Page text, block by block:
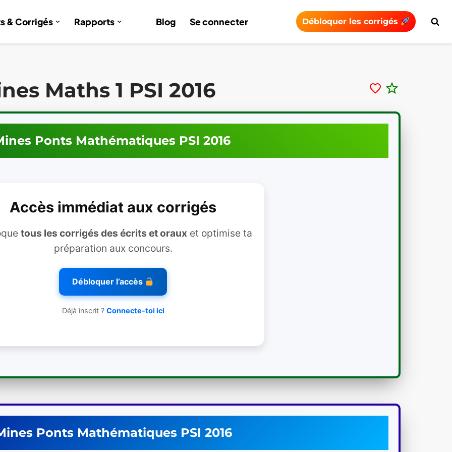
& Corrigés Rapports Blog Se connecter Débloquer les corrigés
Maths 1 PSI 2016
Ponts Mathématiques PSI 2016
Accès immédiat aux corrigés
tous les corrigés des écrits et orauxet optimise ta
préparation aux concours.
Débloquer l’accès
Déjà inscrit ? Connecte-toi ici
Ponts Mathématiques PSI 2016